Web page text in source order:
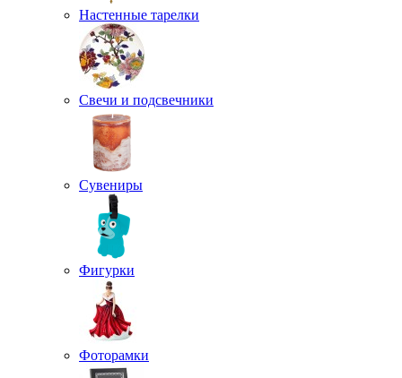
Настенные тарелки
Свечи и подсвечники
Сувениры
Фигурки
Фоторамки